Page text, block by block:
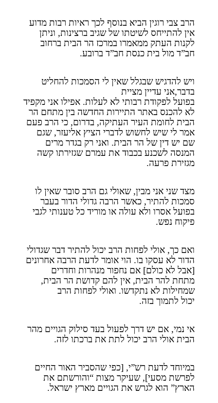
הרב צבי רוגין הביא בנוסף לכך ראיות רבות מדוע
אין להתייחס לשיטתו של שגיב ברצינות, וניתן
לקנות העתק ממאמרו במרכז הר הבית ברחוב
חב”ד מול בית כנסת חב”ד ברובע.
ויש להדגיש שבגלל שאין לי הסמכות להחליט
בדבר,אני עדיין מציית
בפועל לפקודת רבותי לא לעלות. אפילו אני מקפיד
לא להכנס באתר התיירות החדשה בין מתחם הר
הבית לחומת העיר העתיקה, בדרום, כי הרב פעם
אמר לי שיש לחשוש לדברי הציץ אליעזר, שגם
שם יש דין של הר הבית. ואני רק בגדר מרים
המנסה לשכנע בכבוד את עמרם שגזירתו קשה
מגזירת פרעה.
מצד שני אני מבין, שאולי גם הרב סובר שאין לו
סמכות להתיר, כאשר הרבה גדולי הדור בעבר
בפועל אסרו ולא עולה או מוריד כל טענותי לגבי
פיקוח נפש.
ואם כך, אולי לפחות הרב יכול להתיר דבר שגדולי
הדור לא עסקו בו. הוי אומר לדעת הרבה אחרונים
[אבל לא כולם] אם נחפור מנהרות וחדרים
מתחת להר הבית, אין להם קדושת הר הבית,
שמחילות לא נתקדשו. ואולי לפחות הרב
יכול לתמוך בזה.
אי נמי, אם יש דרך לפעול בעד סילוק הגויים מהר
הבית אולי הרב יכול לתת את ברכתו לזה.
במיוחד לדעת רש”י, [כפי שהסביר האור החיים
לפרשת מסעי], שעיקר מצות “והורשתם את
הארץ” הוא לגרש את הגויים מארץ ישראל.